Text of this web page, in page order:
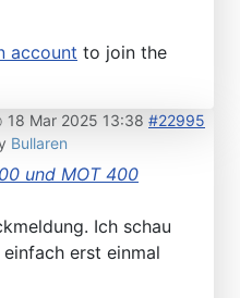
account to join the
18 Mar 2025 13:38 #22995
Bullaren
und MOT 400
Ich schau
erst einmal